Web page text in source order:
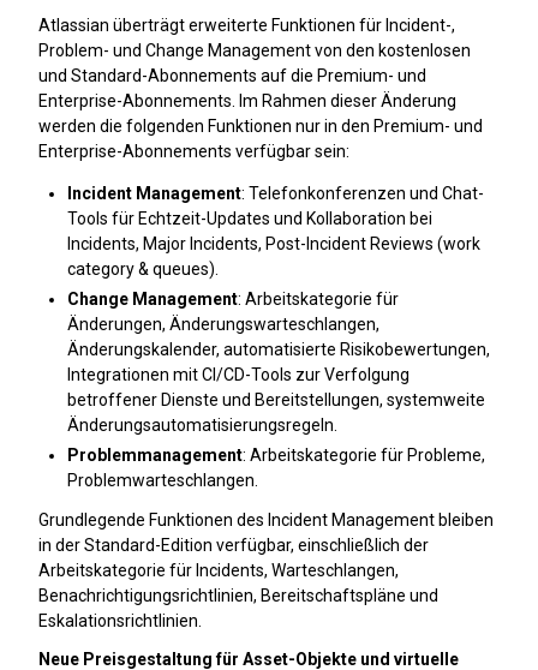
Atlassian überträgt erweiterte Funktionen für Incident-,
Problem- und Change Management von den kostenlosen
und Standard-Abonnements auf die Premium- und
Enterprise-Abonnements. Im Rahmen dieser Änderung
werden die folgenden Funktionen nur in den Premium- und
Enterprise-Abonnements verfügbar sein:
Incident Management: Telefonkonferenzen und Chat-
Tools für Echtzeit-Updates und Kollaboration bei
Incidents, Major Incidents, Post-Incident Reviews (work
category & queues).
Change Management: Arbeitskategorie für
Änderungen, Änderungswarteschlangen,
Änderungskalender, automatisierte Risikobewertungen,
Integrationen mit CI/CD-Tools zur Verfolgung
betroffener Dienste und Bereitstellungen, systemweite
Änderungsautomatisierungsregeln.
Problemmanagement: Arbeitskategorie für Probleme,
Problemwarteschlangen.
Grundlegende Funktionen des Incident Management bleiben
in der Standard-Edition verfügbar, einschließlich der
Arbeitskategorie für Incidents, Warteschlangen,
Benachrichtigungsrichtlinien, Bereitschaftspläne und
Eskalationsrichtlinien.
Neue Preisgestaltung für Asset-Objekte und virtuelle